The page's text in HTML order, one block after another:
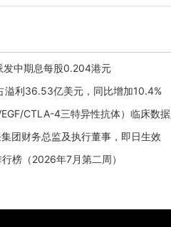
中期息每股0.204港元
利36.53亿美元，同比增加10.4%
CTLA-4三特异性抗体）临床数
团财务总监及执行董事，即日生效
榜（2026年7月第二周）